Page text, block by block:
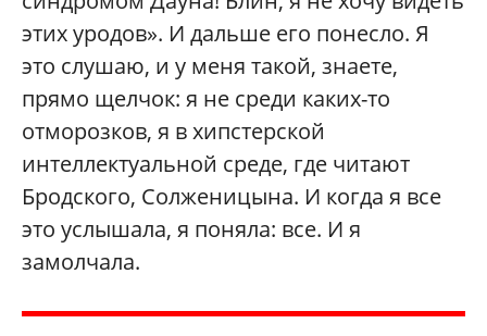
этих уродов». И дальше его понесло. Я
это слушаю, и у меня такой, знаете,
прямо щелчок: я не среди каких-то
отморозков, я в хипстерской
интеллектуальной среде, где читают
Бродского, Солженицына. И когда я все
это услышала, я поняла: все. И я
замолчала.